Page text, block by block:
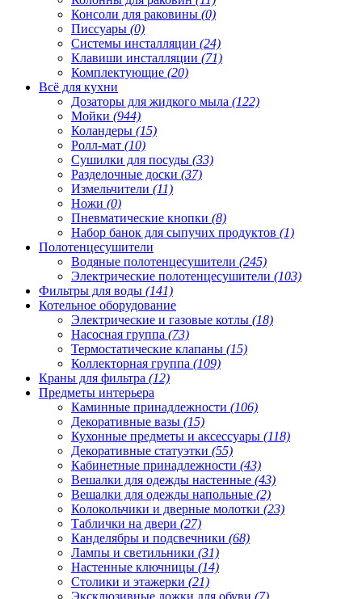
Консоли для раковины (0)
Писсуары (0)
Системы инсталляции (24)
Клавиши инсталляции (71)
Комплектующие (20)
Всё для кухни
Дозаторы для жидкого мыла (122)
Мойки (944)
Коландеры (15)
Ролл-мат (10)
Сушилки для посуды (33)
Разделочные доски (37)
Измельчители (11)
Ножи (0)
Пневматические кнопки (8)
Набор банок для сыпучих продуктов (1)
Полотенцесушители
Водяные полотенцесушители (245)
Электрические полотенцесушители (103)
Фильтры для воды (141)
Котельное оборудование
Электрические и газовые котлы (18)
Насосная группа (73)
Термостатические клапаны (15)
Коллекторная группа (109)
Краны для фильтра (12)
Предметы интерьера
Каминные принадлежности (106)
Декоративные вазы (15)
Кухонные предметы и аксессуары (118)
Декоративные статуэтки (55)
Кабинетные принадлежности (43)
Вешалки для одежды настенные (43)
Вешалки для одежды напольные (2)
Колокольчики и дверные молотки (23)
Таблички на двери (27)
Канделябры и подсвечники (68)
Лампы и светильники (31)
Настенные ключницы (14)
Столики и этажерки (21)
Эксклюзивные ложки для обуви (7)